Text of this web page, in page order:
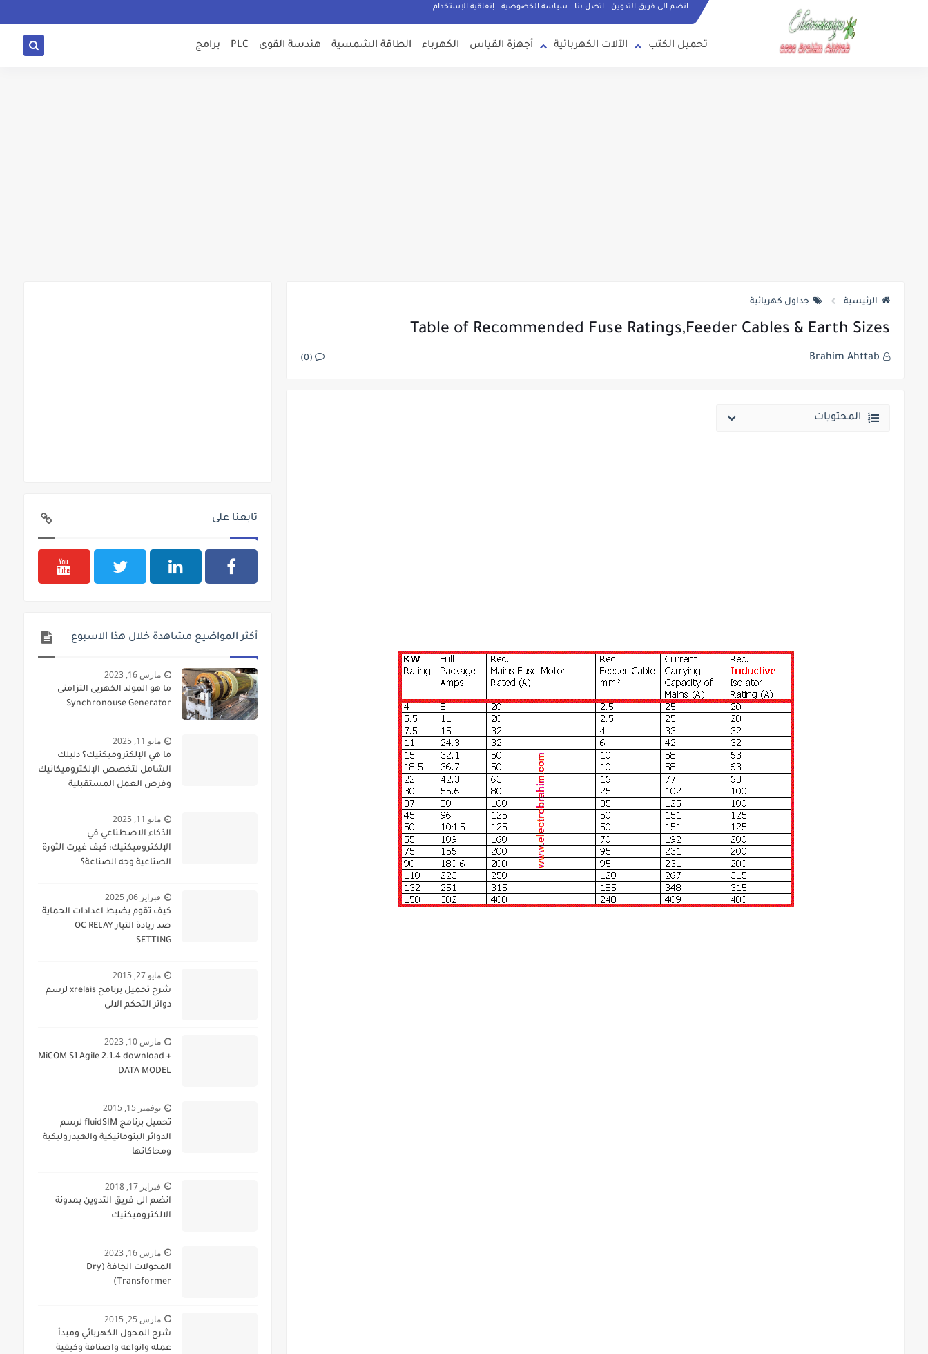
انضم الى فريق التدوين اتصل بنا سياسة الخصوصية إتفاقية الإستخدام
تحميل الكتب الآلات الكهربائية أجهزة القياس الكهرباء الطاقة الشمسية هندسة القوى PLC برامج
الرئيسية جداول كهربائية
Table of Recommended Fuse Ratings,Feeder Cables & Earth Sizes
Brahim Ahttab
(0)
المحتويات
تابعنا على
أكثر المواضيع مشاهدة خلال هذا الاسبوع
مارس 16, 2023
ما هو المولد الكهربى التزامنى
Synchronouse Generator
مايو 11, 2025
ما هي الإلكتروميكنيك؟ دليلك
الشامل لتخصص الإلكتروميكانيك
وفرص العمل المستقبلية
مايو 11, 2025
الذكاء الاصطناعي في
الإلكتروميكنيك: كيف غيرت الثورة
الصناعية وجه الصناعة؟
فبراير 06, 2025
كيف تقوم بضبط اعدادات الحماية
ضد زيادة التيار OC RELAY
SETTING
مايو 27, 2015
شرح تحميل برنامج xrelais لرسم
دوائر التحكم الالى
مارس 10, 2023
MiCOM S1 Agile 2.1.4 download +
DATA MODEL
نوفمبر 15, 2015
تحميل برنامج fluidSIM لرسم
الدوائر البنوماتيكية والهيدروليكية
ومحاكاتها
فبراير 17, 2018
انضم الى فريق التدوين بمدونة
الالكتروميكنيك
مارس 16, 2023
المحولات الجافة (Dry
Transformer)
مارس 25, 2015
شرح المحول الكهربائي ومبدأ
عمله وانواعه واصنافة وكيفية